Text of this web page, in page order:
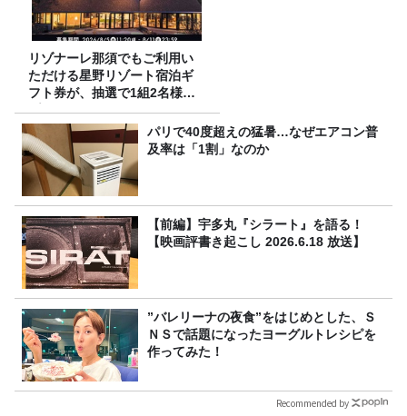
リゾナーレ那須でもご利用い
ただける星野リゾート宿泊ギ
フト券が、抽選で1組2名様に
プレゼント！
パリで40度超えの猛暑…なぜエアコン普
及率は「1割」なのか
【前編】宇多丸『シラート』を語る！
【映画評書き起こし 2026.6.18 放送】
”バレリーナの夜食”をはじめとした、Ｓ
ＮＳで話題になったヨーグルトレシピを
作ってみた！
Recommended by